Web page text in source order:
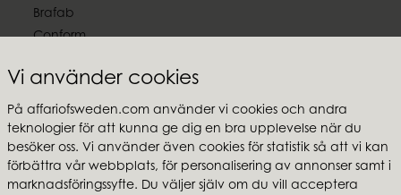
Vi använder cookies
På affariofsweden.com använder vi cookies och andra
teknologier för att kunna ge dig en bra upplevelse när du
besöker oss. Vi använder även cookies för statistik så att vi kan
förbättra vår webbplats, för personalisering av annonser samt i
marknadsföringssyfte. Du väljer själv om du vill acceptera
Brafab
Conform
MTI
Följ oss